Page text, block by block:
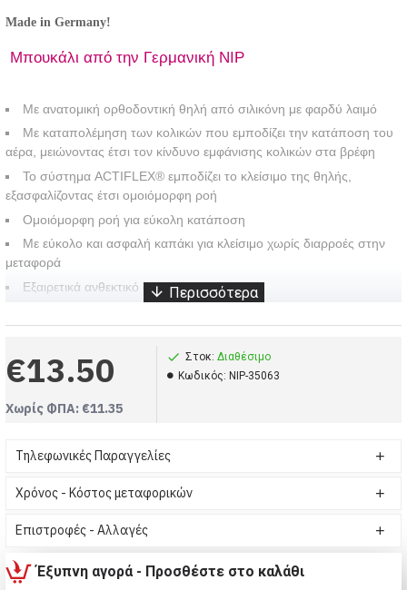
Made in Germany!
Μπουκάλι από την Γερμανική NIP
Με ανατομική ορθοδοντική θηλή από σιλικόνη με φαρδύ λαιμό
Με καταπολέμηση των κολικών που εμποδίζει την κατάποση του
αέρα, μειώνοντας έτσι τον κίνδυνο εμφάνισης κολικών στα βρέφη
Το σύστημα ACTIFLEX® εμποδίζει το κλείσιμο της θηλής,
εξασφαλίζοντας έτσι ομοιόμορφη ροή
Ομοιόμορφη ροή για εύκολη κατάποση
Με εύκολο και ασφαλή καπάκι για κλείσιμο χωρίς διαρροές στην
μεταφορά
Εξαιρετικά ανθεκτικό στη θερμότητα
διαθέσιμο σε μέγεθος 240ml M Medium flow
0% BPA
€13.50
Χωρίς ΦΠΑ: €11.35
Στοκ: Διαθέσιμο
Kωδικός: NIP-35063
Τηλεφωνικές Παραγγελίες
Χρόνος - Κόστος μεταφορικών
Επιστροφές - Αλλαγές
Έξυπνη αγορά - Προσθέστε στο καλάθι